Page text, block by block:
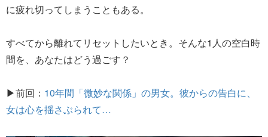
に疲れ切ってしまうこともある。
すべてから離れてリセットしたいとき。そんな1人の空白時
間を、あなたはどう過ごす？
▶前回： 10年間「微妙な関係」の男女。彼からの告白に、
女は心を揺さぶられて…